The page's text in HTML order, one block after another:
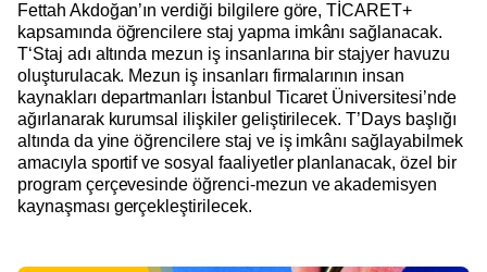
Fettah Akdoğan’ın verdiği bilgilere göre, TİCARET+
kapsamında öğrencilere staj yapma imkânı sağlanacak.
T‘Staj adı altında mezun iş insanlarına bir stajyer havuzu
oluşturulacak. Mezun iş insanları firmalarının insan
kaynakları departmanları İstanbul Ticaret Üniversitesi’nde
ağırlanarak kurumsal ilişkiler geliştirilecek. T’Days başlığı
altında da yine öğrencilere staj ve iş imkânı sağlayabilmek
amacıyla sportif ve sosyal faaliyetler planlanacak, özel bir
program çerçevesinde öğrenci-mezun ve akademisyen
kaynaşması gerçekleştirilecek.